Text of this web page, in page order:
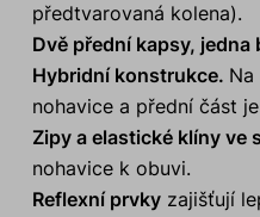
předtvarovaná kolena).
Dvě přední kapsy, jedna
Hybridní konstrukce.
nohavice a přední část
Zipy a elastické klíny ve
nohavice k obuvi.
Reflexní prvkyzajišťují